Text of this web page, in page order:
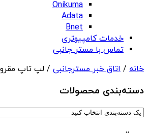
Onikuma
Adata
Bnet
خدمات کامپیوتری
تماس با مستر جانبی
خانه / اتاق خبر مسترجانبی / لپ تاپ
دسته‌بندی‌ محصولات